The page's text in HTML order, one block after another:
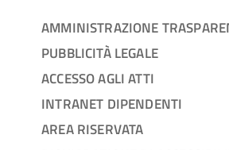
AMMINISTRAZIONE
PUBBLICITÀ LEGALE
ACCESSO AGLI ATTI
INTRANET DIPENDENTI
AREA RISERVATA